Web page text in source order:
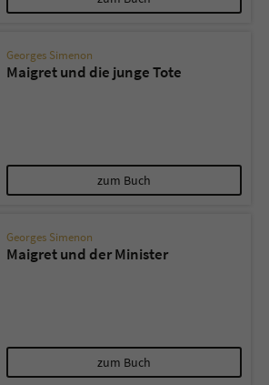
Georges Simenon
Maigret und die junge Tote
zum Buch
Georges Simenon
Maigret und der Minister
zum Buch